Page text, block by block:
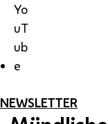
Yo
uT
ub
e
NEWSLETTER